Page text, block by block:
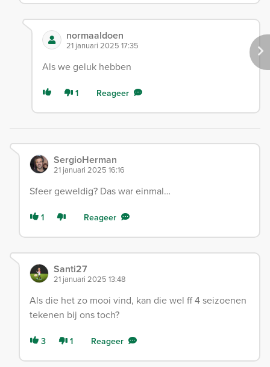
normaaldoen
21 januari 2025 17:35
Als we geluk hebben
1 Reageer
SergioHerman
21 januari 2025 16:16
Sfeer geweldig? Das war einmal…
1 Reageer
Santi27
21 januari 2025 13:48
Als die het zo mooi vind, kan die wel ff 4 seizoenen
tekenen bij ons toch?
3 1 Reageer